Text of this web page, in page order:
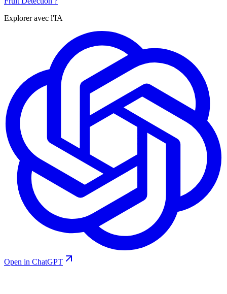
Explorer avec l'IA
Open in ChatGPT